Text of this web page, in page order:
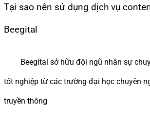
Tại sao nên sử dụng dịch vụ
Beegital
Beegital sở hữu đội ngũ nhân sự
tốt nghiệp từ các trường đại học chuyên
truyền thông